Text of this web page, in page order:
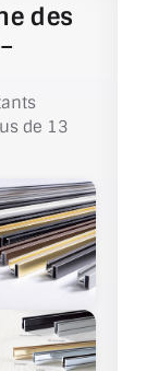
des
de 13